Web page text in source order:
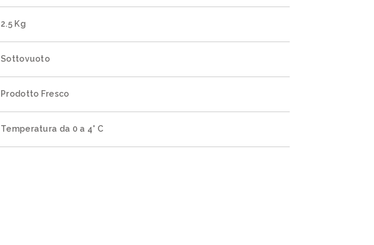
2.5 Kg
Sottovuoto
Prodotto Fresco
Temperatura da 0 a 4° C